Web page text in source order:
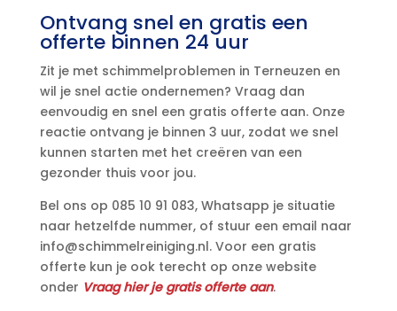
Ontvang snel en gratis een
offerte binnen 24 uur
Zit je met schimmelproblemen in Terneuzen en
wil je snel actie ondernemen? Vraag dan
eenvoudig en snel een gratis offerte aan.​ Onze
reactie ontvang je binnen 3 uur, zodat we snel
kunnen starten met het creëren van een
gezonder thuis voor jou.​
Bel ons op 085 10 91 083, Whatsapp je situatie
naar hetzelfde nummer, of stuur een email naar
info@schimmelreiniging.​nl.​ Voor een gratis
offerte kun je ook terecht op onze website
onder Vraag hier je gratis offerte aan.​